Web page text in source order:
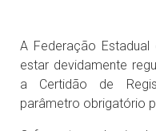
A Federação
estar devidamente
a Certidão de
parâmetro obrigatório